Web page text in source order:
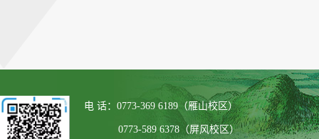
电 话：0773-369 6189（雁山校区）
0773-589 6378（屏风校区）